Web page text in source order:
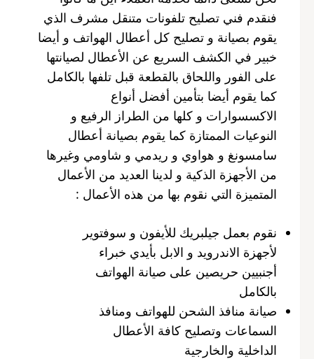
فنقدم فني تصليح تلفونات متنقل مشرف الذي
يقوم بصيانة و تصليح كل أعطال الهواتف و أيضا
خبير في الكشف السريع عن الأعطال لصيانتها
على الفور واللحاق بالقطعة قبل تلفها بالكامل
كما يقوم أيضا بتأمين أفضل أنواع
الاكسسوارات و كلها من الطراز الرفيع و
النوعيات الممتازة كما يقوم بصيانة أعطال
سامسونغ و هواوي و ريدمي و شاومي وغيرها
من الأجهزة الذكية و لدينا العديد من الأعمال
المتميزة التي نقوم بها من هذه الأعمال :
نقوم بعمل جيلبريك للأيفون و سوفتوير
لأجهزة الاندرويد و الابل بأيدي خبراء
أجنبيين حريصين على صيانة الهواتف
بالكامل
صيانة منافذ الشحن للهواتف ومنافذ
السماعات وتصليح كافة الأعطال
الداخلية والخارجية